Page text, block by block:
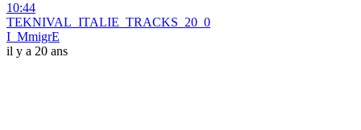
10:44
TEKNIVAL_ITALIE_TRACKS_20_0
I_MmigrE
il y a 20 ans